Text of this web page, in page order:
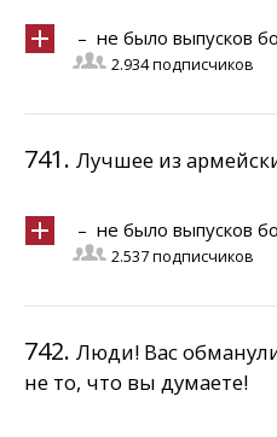
– не было выпусков
2.934 подписчиков
741. Лучшее из
– не было выпусков
2.537 подписчиков
742. Люди! Вас
не то, что вы думаете!